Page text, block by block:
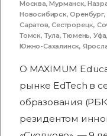
Москва,Мурманск,
Новосибирск,Оренбург,
Саратов,Сестрорецк,
Томск, Тула,Тюмень, Уфа,
Южно-Сахалинск,
О MAXIMUM
рынке EdTech в
образования
резидентом